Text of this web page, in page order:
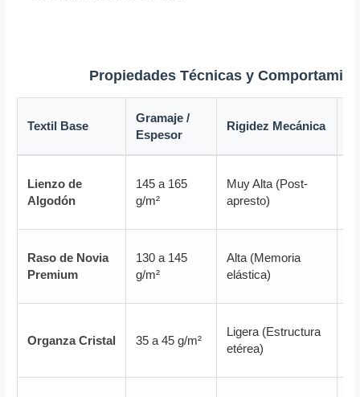
Propiedades Técnicas y
Textil Base
Gramaje /
Espesor
Rigidez Mecánica
Lienzo de
Algodón
145 a 165
g/m²
Muy Alta (Post-
apresto)
Raso de Novia
Premium
130 a 145
g/m²
Alta (Memoria
elástica)
Organza Cristal 35 a 45 g/m²
Ligera (Estructura
etérea)